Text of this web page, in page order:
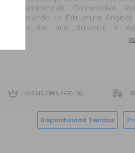
De Resistencias Comerciales
Manteniendo La Estructura
Control De Aire Superior, Y
LOS MEJORES PRECIOS
Disponibilidad Tiendas